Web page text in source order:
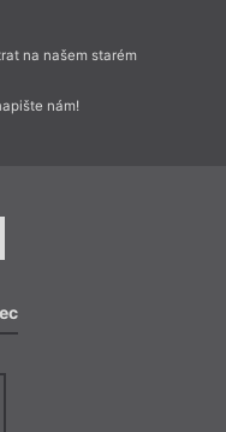
na našem starém
nám!